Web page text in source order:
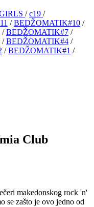
/c19 /
/BEDŽOMATIK#10 /
/BEDŽOMATIK#7 /
/BEDŽOMATIK#4 /
/BEDŽOMATIK#1 /
Club
makedonskog rock 'n'
se zašto je ovo jedno od